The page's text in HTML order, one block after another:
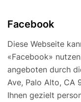
Facebook
Diese Webseite
«Facebook»
angeboten durch
Ave, Palo Alto, CA
Ihnen gezielt